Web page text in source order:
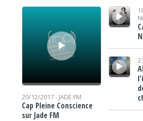
Lecteur audio
20/12/2017 - JADE FM
Cap Pleine Conscience
sur Jade FM
Lecteur
Lecteur